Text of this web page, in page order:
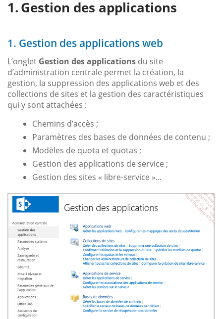
Gestion des applications
1. Gestion des applications web
L’onglet Gestion des applications du site
d’administration centrale permet la création, la
gestion, la suppression des applications web et des
collections de sites et la gestion des caractéristiques
qui y sont attachées :
Chemins d’accès ;
Paramètres des bases de données de contenu ;
Modèles de quota et quotas ;
Gestion des applications de service ;
Gestion des sites « libre-service »...